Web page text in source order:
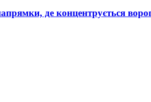
де концентрується